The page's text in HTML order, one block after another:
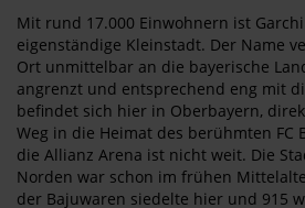
Mit rund 17.000 Einwohnern ist
eigenständige Kleinstadt. Der Name
Ort unmittelbar an die bayerische
angrenzt und entsprechend eng mit
befindet sich hier in Oberbayern,
Weg in die Heimat des berühmten FC
die Allianz Arena ist nicht weit. Die
Norden war schon im frühen
der Bajuwaren siedelte hier und 915